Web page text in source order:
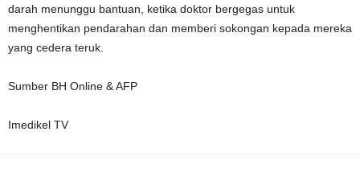
darah menunggu bantuan, ketika doktor bergegas untuk
menghentikan pendarahan dan memberi sokongan kepada mereka
yang cedera teruk.
Sumber BH Online & AFP
Imedikel TV